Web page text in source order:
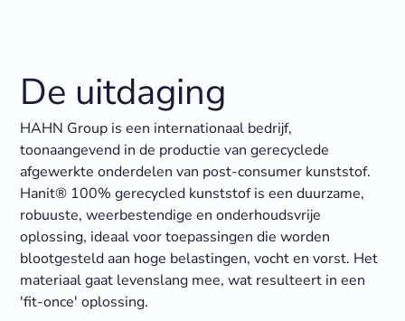
De uitdaging
HAHN Group is een internationaal bedrijf,
toonaangevend in de productie van gerecyclede
afgewerkte onderdelen van post-consumer kunststof.
Hanit® 100% gerecycled kunststof is een duurzame,
robuuste, weerbestendige en onderhoudsvrije
oplossing, ideaal voor toepassingen die worden
blootgesteld aan hoge belastingen, vocht en vorst. Het
materiaal gaat levenslang mee, wat resulteert in een
'fit-once' oplossing.